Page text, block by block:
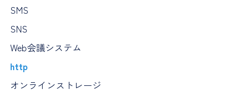
SMS
SNS
Web会議システム
http
オンラインストレージ